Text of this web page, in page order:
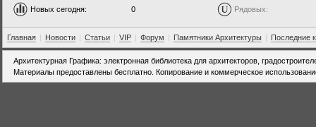
Новых сегодня:
0
Рядовых:
Главная | Новости | Статьи | VIP | Форум | Памятники Архитектуры | Последние
Архитектурная Графика: электронная библиотека для архитекторов,
Материалы предоставлены бесплатно. Копирование и коммерческое